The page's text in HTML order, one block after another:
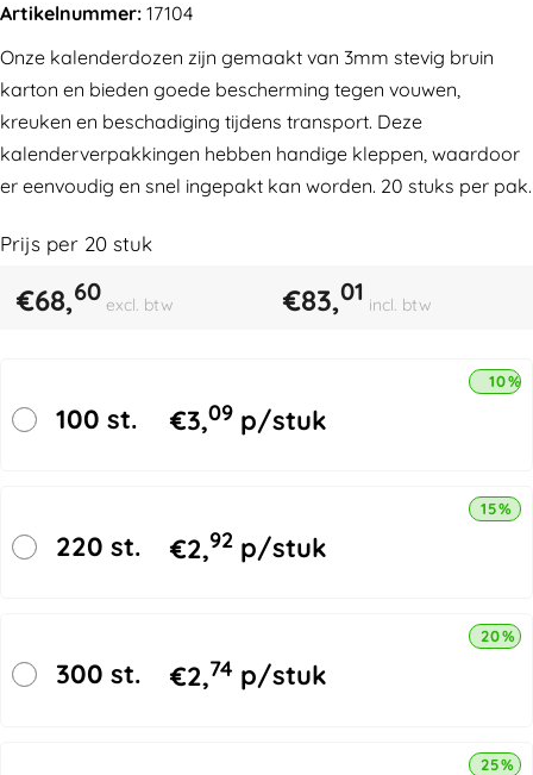
Artikelnummer: 17104
Onze kalenderdozen zijn gemaakt van 3mm stevig bruin
karton en bieden goede bescherming tegen vouwen,
kreuken en beschadiging tijdens transport. Deze
kalenderverpakkingen hebben handige kleppen, waardoor
er eenvoudig en snel ingepakt kan worden. 20 stuks per pak.
Prijs per 20 stuk
€68,60 excl. btw €83,01 incl. btw
100 st. €3,09 p/stuk
10%
220 st. €2,92 p/stuk
15%
300 st. €2,74 p/stuk
20%
25%